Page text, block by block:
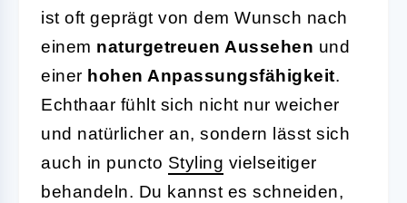
ist oft geprägt von dem Wunsch nach
einem naturgetreuen Aussehen und
einer hohen Anpassungsfähigkeit.
Echthaar fühlt sich nicht nur weicher
und natürlicher an, sondern lässt sich
auch in puncto Styling vielseitiger
behandeln. Du kannst es schneiden,